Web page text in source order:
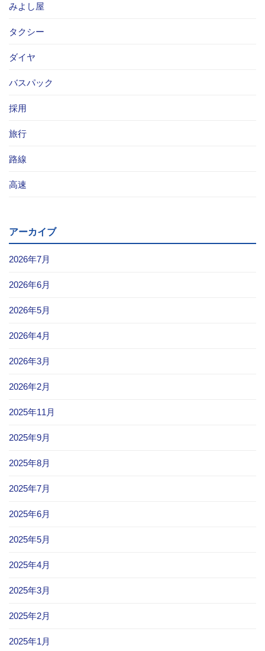
みよし屋
タクシー
ダイヤ
バスパック
採用
旅行
路線
高速
アーカイブ
2026年7月
2026年6月
2026年5月
2026年4月
2026年3月
2026年2月
2025年11月
2025年9月
2025年8月
2025年7月
2025年6月
2025年5月
2025年4月
2025年3月
2025年2月
2025年1月